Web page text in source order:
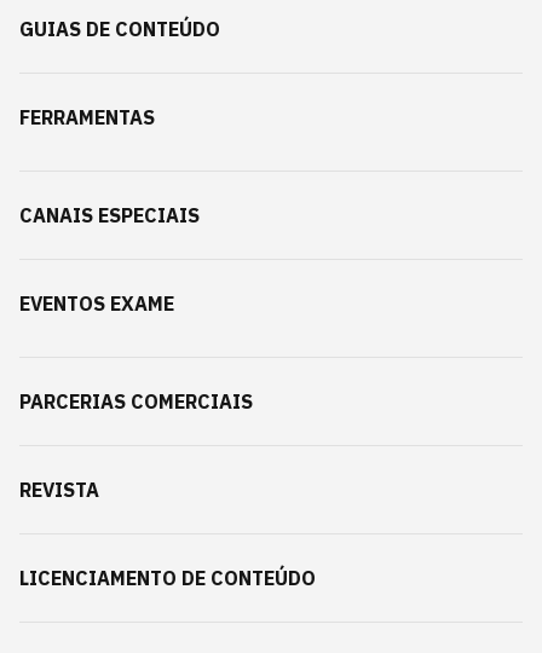
GUIAS DE CONTEÚDO
FERRAMENTAS
CANAIS ESPECIAIS
EVENTOS EXAME
PARCERIAS COMERCIAIS
REVISTA
LICENCIAMENTO DE CONTEÚDO